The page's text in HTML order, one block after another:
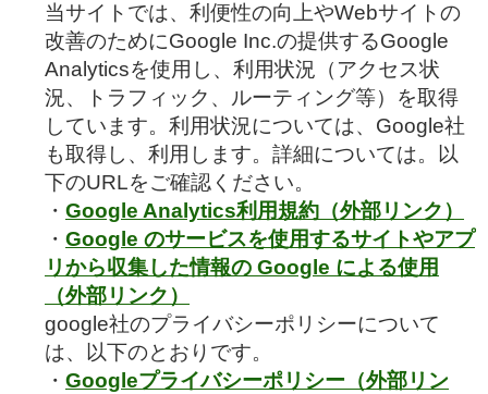
当サイトでは、利便性の向上やWebサイトの
改善のためにGoogle Inc.の提供するGoogle
Analyticsを使用し、利用状況（アクセス状
況、トラフィック、ルーティング等）を取得
しています。利用状況については、Google社
も取得し、利用します。詳細については。以
下のURLをご確認ください。
・ Google Analytics利用規約（外部リンク）
・ Google のサービスを使用するサイトやアプ
リから収集した情報の Google による使用
（外部リンク）
google社のプライバシーポリシーについて
は、以下のとおりです。
・ Googleプライバシーポリシー（外部リン